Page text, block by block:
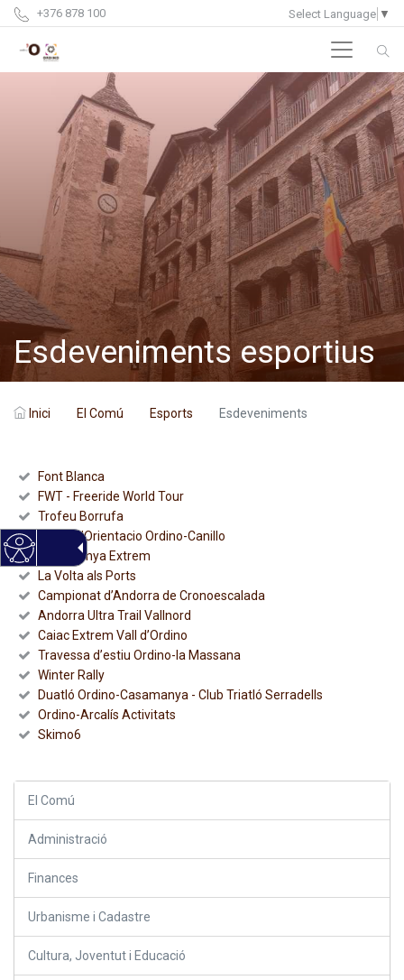
+376 878 100 Select Language ▼
Esdeveniments esportius
Inici El Comú Esports Esdeveniments
El Comú
Administració
Finances
Urbanisme i Cadastre
Cultura, Joventut i Educació
Font Blanca
FWT - Freeride World Tour
Trofeu Borrufa
Cursa d’Orientacio Ordino-Canillo
Casamanya Extrem
La Volta als Ports
Campionat d’Andorra de Cronoescalada
Andorra Ultra Trail Vallnord
Caiac Extrem Vall d’Ordino
Travessa d’estiu Ordino-la Massana
Winter Rally
Duatló Ordino-Casamanya - Club Triatló Serradells
Ordino-Arcalís Activitats
Skimo6